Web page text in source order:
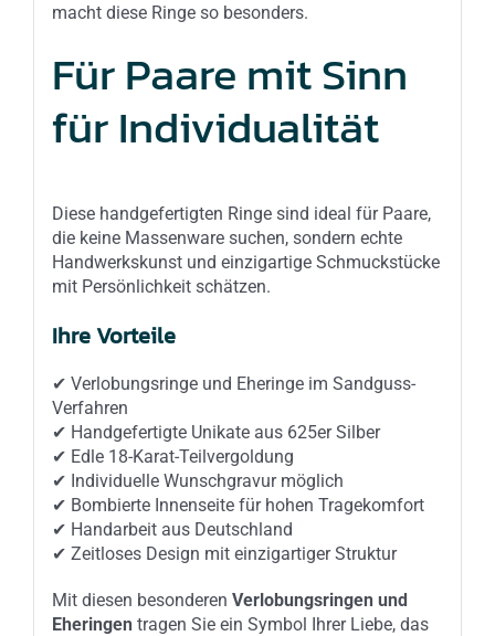
macht diese Ringe so besonders.
Für Paare mit Sinn
für Individualität
Diese handgefertigten Ringe sind ideal für Paare,
die keine Massenware suchen, sondern echte
Handwerkskunst und einzigartige Schmuckstücke
mit Persönlichkeit schätzen.
Ihre Vorteile
✔ Verlobungsringe und Eheringe im Sandguss-
Verfahren
✔ Handgefertigte Unikate aus 625er Silber
✔ Edle 18-Karat-Teilvergoldung
✔ Individuelle Wunschgravur möglich
✔ Bombierte Innenseite für hohen Tragekomfort
✔ Handarbeit aus Deutschland
✔ Zeitloses Design mit einzigartiger Struktur
Mit diesen besonderen Verlobungsringen und
Eheringen tragen Sie ein Symbol Ihrer Liebe, das